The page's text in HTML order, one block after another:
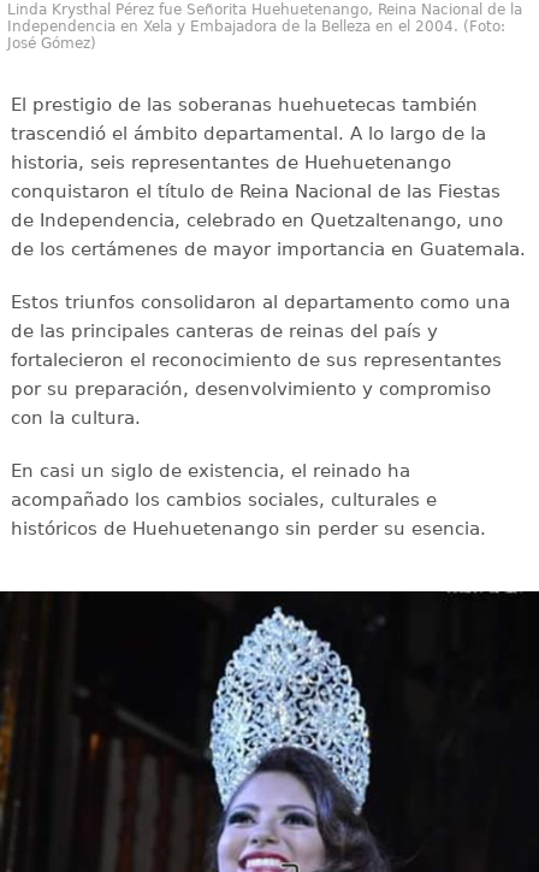
Linda Krysthal Pérez fue Señorita Huehuetenango, Reina Nacional de la
Independencia en Xela y Embajadora de la Belleza en el 2004. (Foto:
José Gómez)
El prestigio de las soberanas huehuetecas también
trascendió el ámbito departamental. A lo largo de la
historia, seis representantes de Huehuetenango
conquistaron el título de Reina Nacional de las Fiestas
de Independencia, celebrado en Quetzaltenango, uno
de los certámenes de mayor importancia en Guatemala.
Estos triunfos consolidaron al departamento como una
de las principales canteras de reinas del país y
fortalecieron el reconocimiento de sus representantes
por su preparación, desenvolvimiento y compromiso
con la cultura.
En casi un siglo de existencia, el reinado ha
acompañado los cambios sociales, culturales e
históricos de Huehuetenango sin perder su esencia.